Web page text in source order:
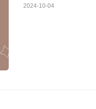
2024-10-04